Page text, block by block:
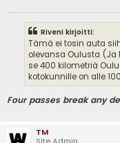
Riveni kirjoitti:
Tämä ei tosin auta
olevansa Oulusta (Ja
se 400 kilometriä
kotokunnille on alle
Four passes break any
TM